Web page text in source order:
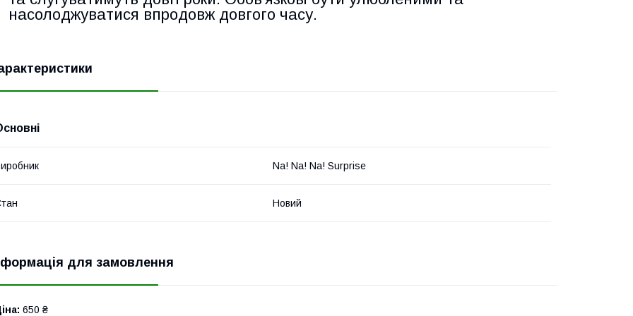
насолоджуватися впродовж довгого часу.
Na! Na! Na! Surprise
Новий
для замовлення
650 ₴